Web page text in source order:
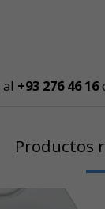
+93 276 46 16
Productos